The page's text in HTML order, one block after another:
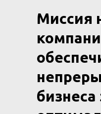
Миссия
бизнеса